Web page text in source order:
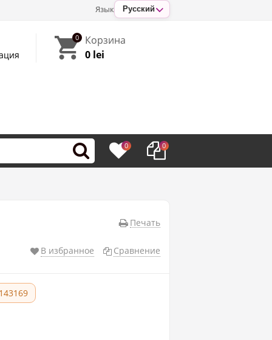
Язык Русский
0
Корзина
0 lei
0 0
Печать
В избранное Сравнение